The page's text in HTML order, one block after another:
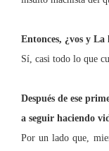
Entonces, ¿vos y
Sí, casi todo lo que
Después de ese
a seguir haciendo
Por un lado que,